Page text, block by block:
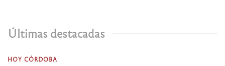
Últimas destacadas
HOY CÓRDOBA